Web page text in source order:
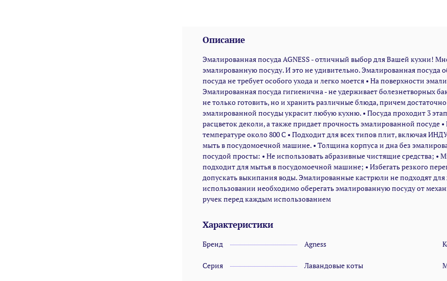
Описание
Эмалированная посуда AGNESS - отличный выбор для Вашей кухни!
эмалированную посуду. И это не удивительно. Эмалированная
посуда не требует особого ухода и легко моется • На поверхности
Эмалированная посуда гигиенична - не удерживает болезнетворных
не только готовить, но и хранить различные блюда, причем
эмалированной посуды украсит любую кухню. • Посуда проходит 3
расцветок деколи, а также придает прочность эмалированной посуде
температуре около 800 С • Подходит для всех типов плит, включая
мыть в посудомоечной машине. • Толщина корпуса и дна без
посудой просты: • Не использовать абразивные чистящие средства;
подходит для мытья в посудомоечной машине; • Избегать резкого
допускать выкипания воды. Эмалированные кастрюли не подходят
использовании необходимо оберегать эмалированную посуду от
ручек перед каждым использованием
Характеристики
Бренд Agness
Серия Лавандовые коты